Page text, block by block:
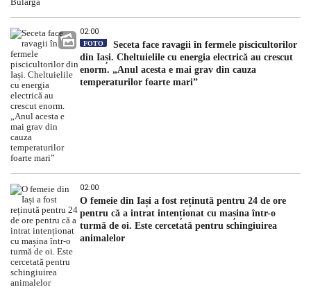
02:00
FOTO
Seceta face ravagii în fermele piscicultorilor
din Iași. Cheltuielile cu energia electrică au crescut
enorm. „Anul acesta e mai grav din cauza
temperaturilor foarte mari”
02:00
O femeie din Iași a fost reținută pentru 24 de ore
pentru că a intrat intenționat cu mașina într-o
turmă de oi. Este cercetată pentru schingiuirea
animalelor